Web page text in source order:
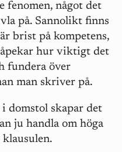
fenomen, något det
på. Sannolikt finns
brist på kompetens,
hur viktigt det
fundera över
man skriver på.
domstol skapar det
ju handla om höga